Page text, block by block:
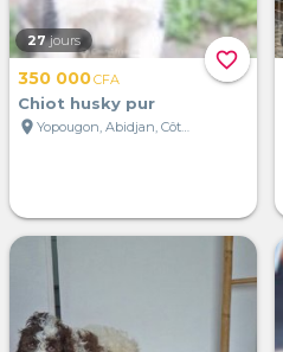
favorite_border
27 jours
350 000CFA
Chiot husky pur
location_on
Yopougon, Abidjan, Côte d'Ivoire